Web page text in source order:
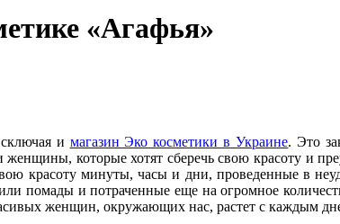
«Агафья»
и магазин Эко косметики в Украине. Это
женщины, которые хотят сберечь свою красоту и
минуты, часы и дни, проведенные в
помады и потраченные еще на огромное
женщин, окружающих нас, растет с каждым